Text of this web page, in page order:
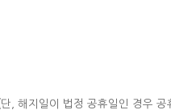
, 해지일이 법정 공휴일인 경우